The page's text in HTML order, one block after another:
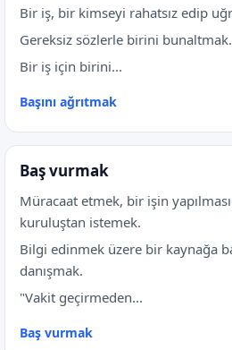
Bir iş, bir kimseyi rahatsız edip
Gereksiz sözlerle birini bunaltmak.
Bir iş için birini...
Başını ağrıtmak
Baş vurmak
Müracaat etmek, bir işin
kuruluştan istemek.
Bilgi edinmek üzere bir kaynağa
danışmak.
"Vakit geçirmeden...
Baş vurmak